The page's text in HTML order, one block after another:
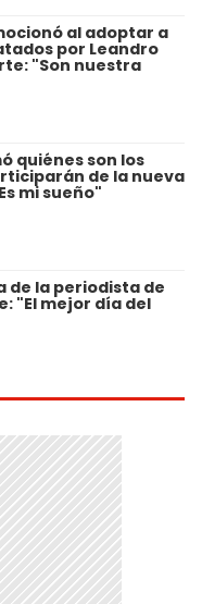
al adoptar a
por Leandro
"Son nuestra
quiénes son los
de la nueva
mi sueño"
de la periodista de
"El mejor día del